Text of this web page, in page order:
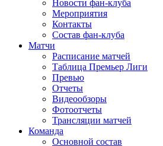
Новости фан-клуба
Мероприятия
Контакты
Состав фан-клуба
Матчи
Расписание матчей
Таблица Премьер Лиги
Превью
Отчеты
Видеообзоры
Фотоотчеты
Трансляции матчей
Команда
Основной состав